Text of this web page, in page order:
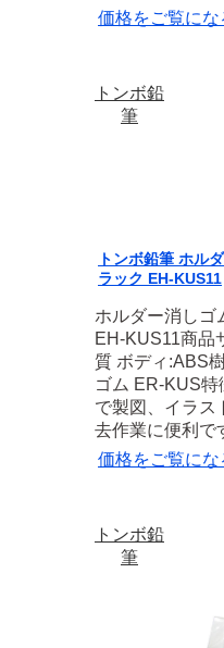
価格をご覧にな
トンボ鉛
筆
トンボ鉛筆 ホル
ラック EH-KUS11
ホルダー消しゴ
EH-KUS11商品
質 ボディ:ABS
ゴム ER-KUS特
で製図、イラス
去作業に便利で
価格をご覧にな
トンボ鉛
筆